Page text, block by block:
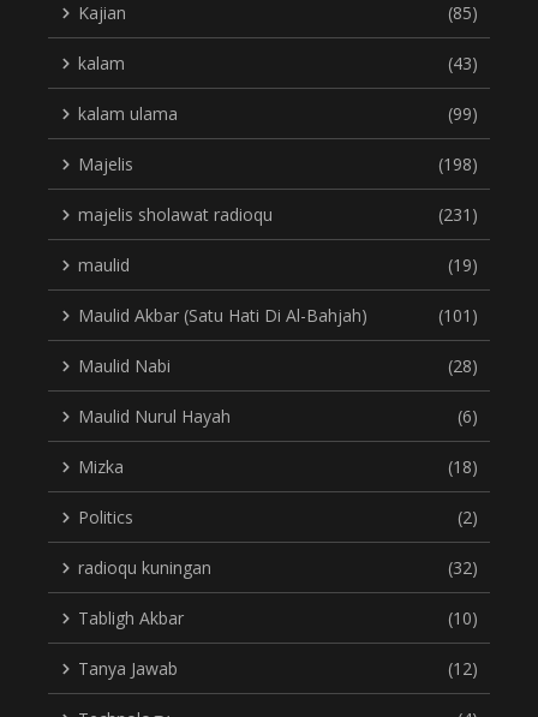
Kajian (85)
kalam (43)
kalam ulama (99)
Majelis (198)
majelis sholawat radioqu (231)
maulid (19)
Maulid Akbar (Satu Hati Di Al-Bahjah) (101)
Maulid Nabi (28)
Maulid Nurul Hayah (6)
Mizka (18)
Politics (2)
radioqu kuningan (32)
Tabligh Akbar (10)
Tanya Jawab (12)